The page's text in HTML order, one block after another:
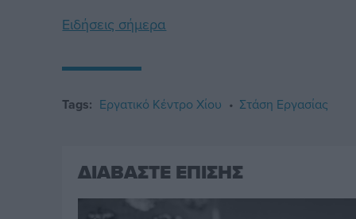
Ειδήσεις σήμερα
Tags: Εργατικό Κέντρο Χίου Στάση Εργασίας
ΔΙΑΒΑΣΤΕ ΕΠΙΣΗΣ